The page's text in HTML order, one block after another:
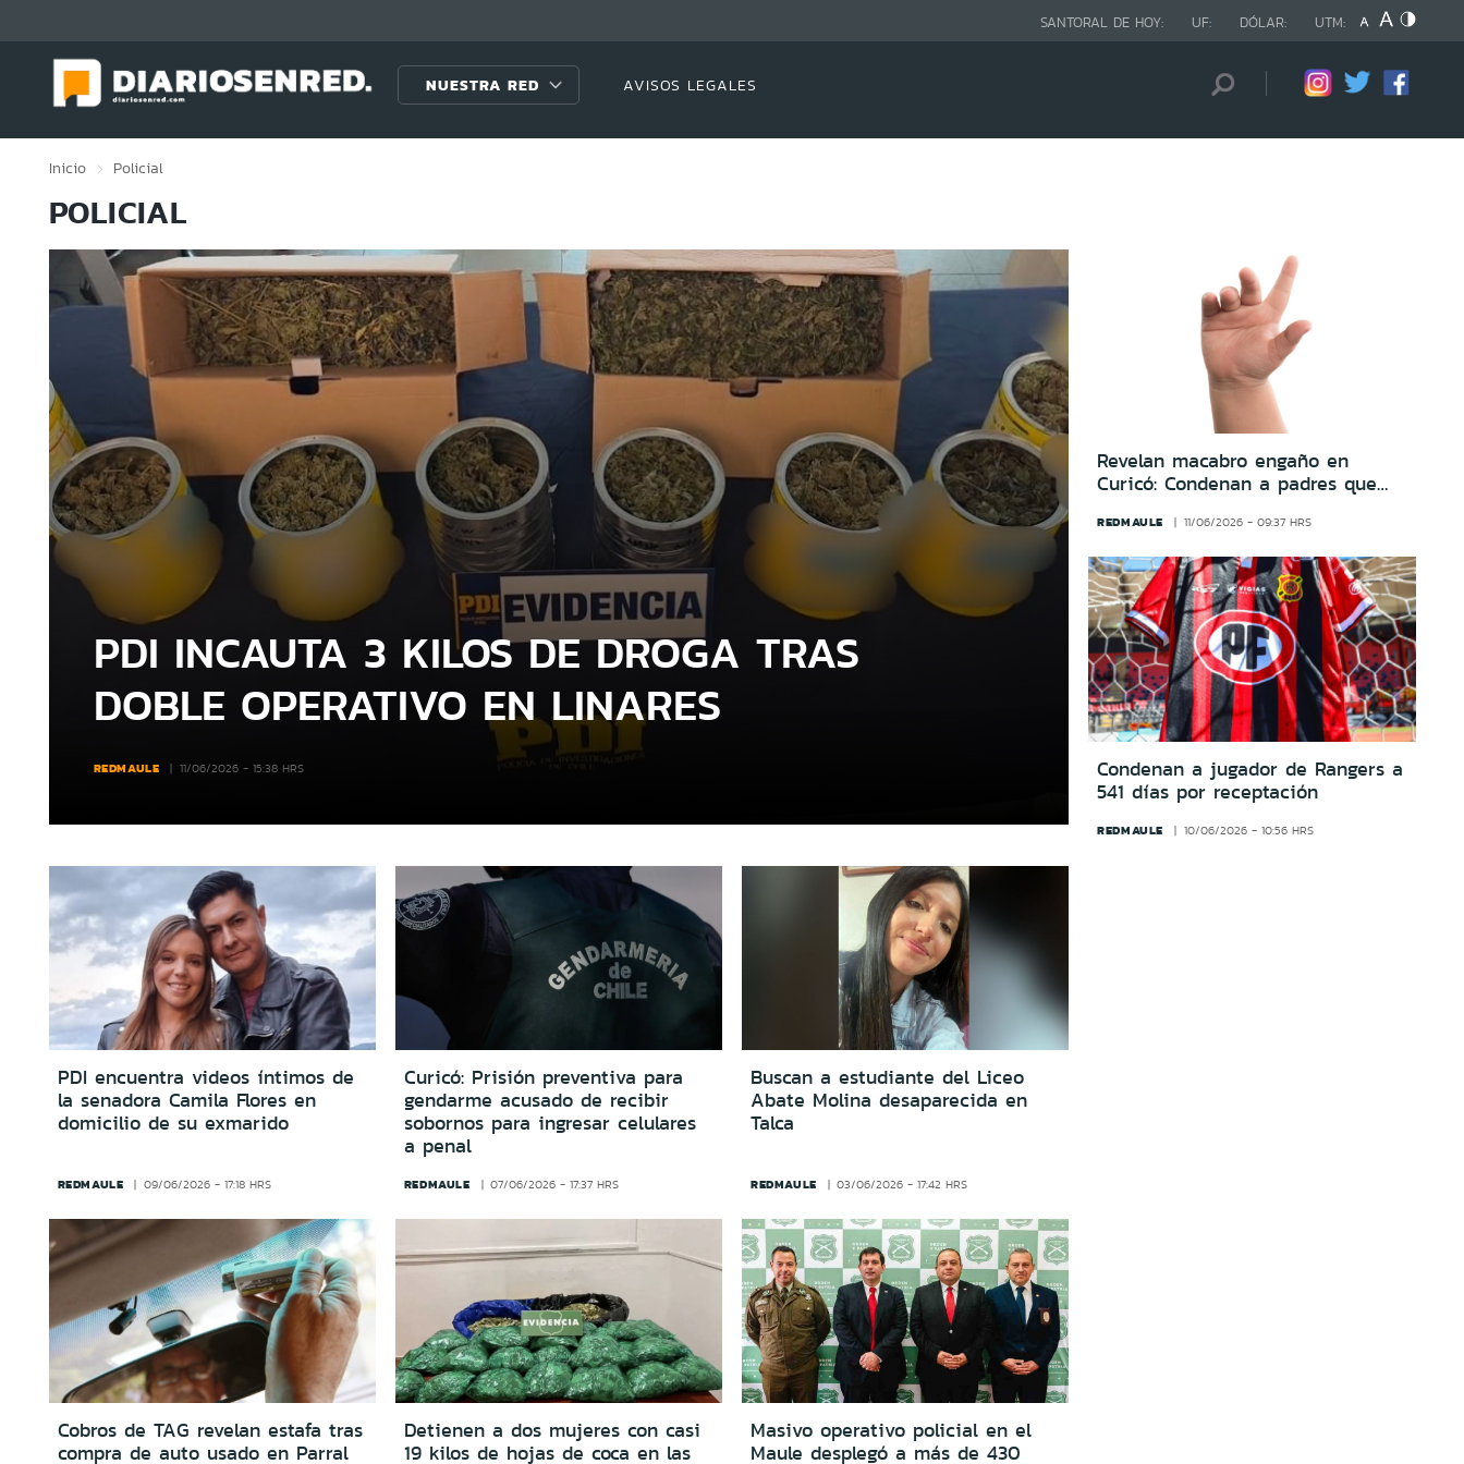
SANTORAL DE HOY: UF: DÓLAR: UTM:
NUESTRA RED AVISOS LEGALES
Inicio Policial
POLICIAL
PDI INCAUTA 3 KILOS DE DROGA TRAS
DOBLE OPERATIVO EN LINARES
REDMAULE 11/06/2026 - 15:38 HRS
Revelan macabro engaño en
Curicó: Condenan a padres que
beneficios y mataron a su bebé
REDMAULE 11/06/2026 - 09:37 HRS
Condenan a jugador de Rangers a
541 días por receptación
REDMAULE 10/06/2026 - 10:56 HRS
PDI encuentra videos íntimos de
la senadora Camila Flores en
domicilio de su exmarido
REDMAULE 09/06/2026 - 17:18 HRS
Curicó: Prisión preventiva para
gendarme acusado de recibir
sobornos para ingresar celulares
a penal
REDMAULE 07/06/2026 - 17:37 HRS
Buscan a estudiante del Liceo
Abate Molina desaparecida en
Talca
REDMAULE 03/06/2026 - 17:42 HRS
Cobros de TAG revelan estafa tras
compra de auto usado en Parral
Detienen a dos mujeres con casi
19 kilos de hojas de coca en las
Masivo operativo policial en el
Maule desplegó a más de 430